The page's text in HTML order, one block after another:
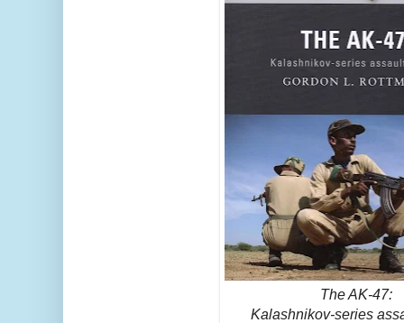
The AK-47:
Kalashnikov-series